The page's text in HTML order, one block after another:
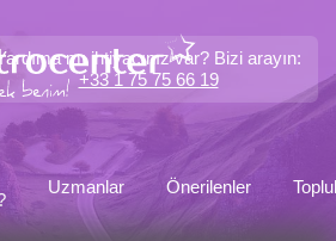
mı ihtiyacınız var? Bizi arayın:
+33 1 75 75 66 19
Uzmanlar Önerilenler